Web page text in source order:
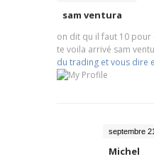
sam ventura
on dit qu il faut 10
te voila arrivé sam
du trading et vous dire
septembre
Michel